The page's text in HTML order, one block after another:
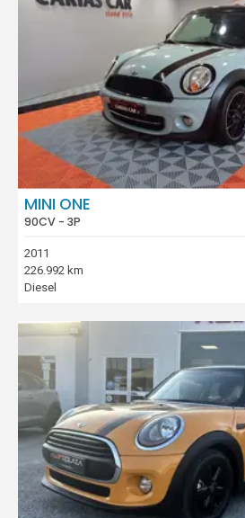
MINI ONE
90CV - 3P
2011
226.992 km
Diesel